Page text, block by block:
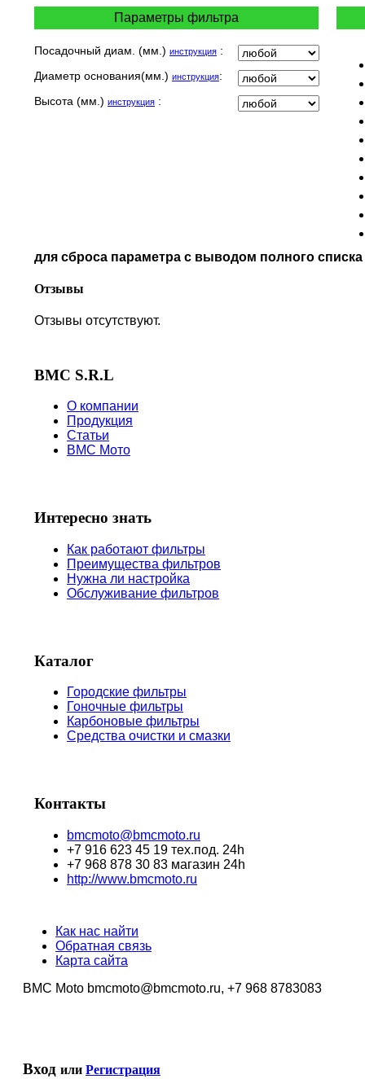
KEEWAY
MBK
MOTO GUZZI
TVS
Параметры фильтра
Посадочный диам. (мм.) инструкция :
Диаметр основания(мм.) инструкция:
Высота (мм.) инструкция :
для сброса параметра с выводом полного
Отзывы
Отзывы отсутствуют.
BMC S.R.L
О компании
Продукция
Статьи
BMC Мото
Интересно знать
Как работают фильтры
Преимущества фильтров
Нужна ли настройка
Обслуживание фильтров
Каталог
Городские фильтры
Гоночные фильтры
Карбоновые фильтры
Средства очистки и смазки
Контакты
bmcmoto@bmcmoto.ru
+7 916 623 45 19 тех.под. 24h
+7 968 878 30 83 магазин 24h
http://www.bmcmoto.ru
Как нас найти
Обратная связь
Карта сайта
BMC Moto bmcmoto@bmcmoto.ru, +7 968 8783083
Вход или Регистрация